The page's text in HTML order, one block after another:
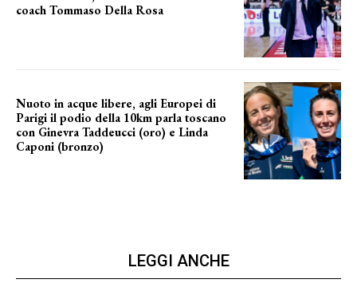
coach Tommaso Della Rosa
Nuoto in acque libere, agli Europei di
Parigi il podio della 10km parla toscano
con Ginevra Taddeucci (oro) e Linda
Caponi (bronzo)
LEGGI ANCHE